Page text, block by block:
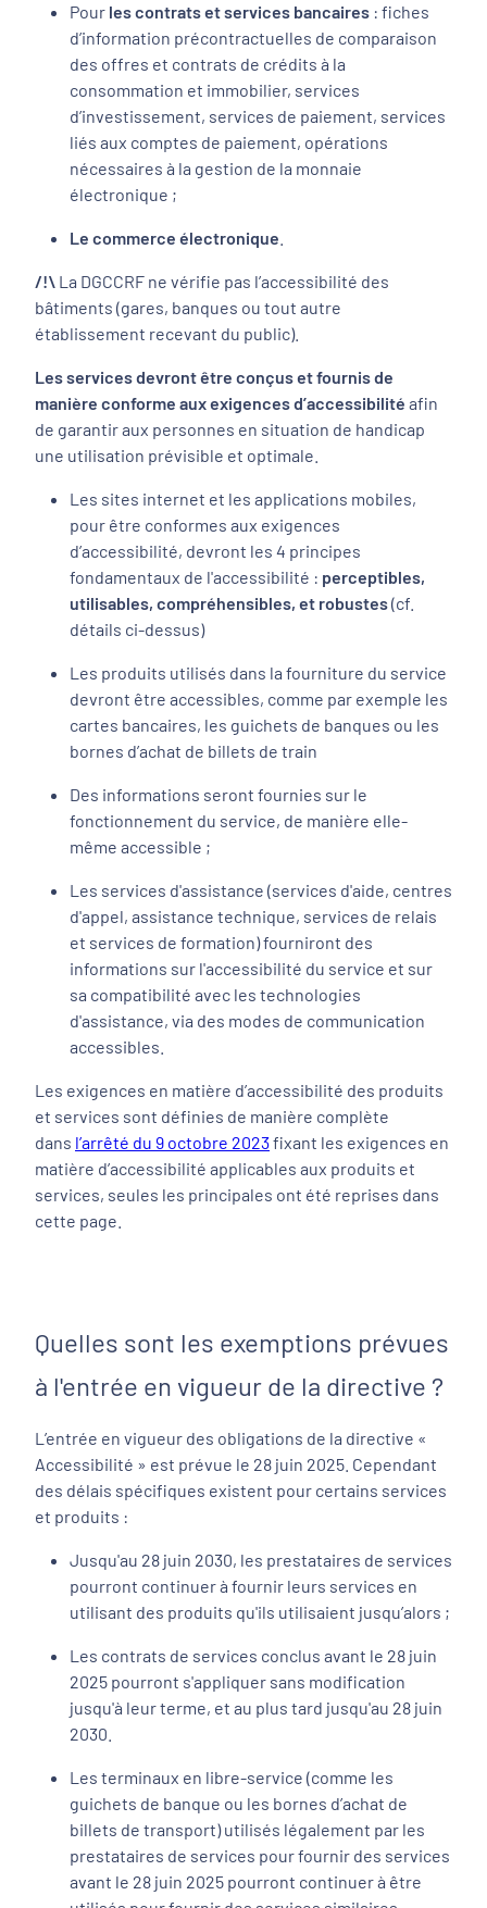
Pour les contrats et services bancaires : fiches
d’information précontractuelles de comparaison
des offres et contrats de crédits à la
consommation et immobilier, services
d’investissement, services de paiement, services
liés aux comptes de paiement, opérations
nécessaires à la gestion de la monnaie
électronique ;
Le commerce électronique
/!\ La DGCCRF ne vérifie pas l’accessibilité des
bâtiments (gares, banques ou tout autre
établissement recevant du public).
Les services devront être conçus et fournis de
manière conforme aux exigences d’accessibilité afin
de garantir aux personnes en situation de handicap
une utilisation prévisible et optimale.
Les sites internet et les applications mobiles,
pour être conformes aux exigences
d’accessibilité, devront les 4 principes
fondamentaux de l'accessibilité : perceptibles,
utilisables, compréhensibles, et robustes(cf.
détails ci-dessus)
Les produits utilisés dans la fourniture du service
devront être accessibles, comme par exemple les
cartes bancaires, les guichets de banques ou les
bornes d’achat de billets de train
Des informations seront fournies sur le
fonctionnement du service, de manière elle-
même accessible ;
Les services d'assistance (services d'aide, centres
d'appel, assistance technique, services de relais
et services de formation) fourniront des
informations sur l'accessibilité du service et sur
sa compatibilité avec les technologies
d'assistance, via des modes de communication
accessibles.
Les exigences en matière d’accessibilité des produits
et services sont définies de manière complète
dans l’arrêté du 9 octobre 2023fixant les exigences en
matière d’accessibilité applicables aux produits et
services, seules les principales ont été reprises dans
cette page.
Quelles sont les exemptions prévues
à l'entrée en vigueur de la directive ?
L’entrée en vigueur des obligations de la directive «
Accessibilité » est prévue le 28 juin 2025. Cependant
des délais spécifiques existent pour certains services
et produits :
Jusqu'au 28 juin 2030, les prestataires de services
pourront continuer à fournir leurs services en
utilisant des produits qu'ils utilisaient jusqu’alors ;
Les contrats de services conclus avant le 28 juin
2025 pourront s'appliquer sans modification
jusqu'à leur terme, et au plus tard jusqu'au 28 juin
2030.
Les terminaux en libre-service (comme les
guichets de banque ou les bornes d’achat de
billets de transport) utilisés légalement par les
prestataires de services pour fournir des services
avant le 28 juin 2025 pourront continuer à être